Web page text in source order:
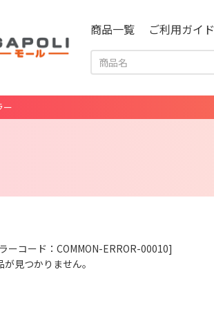
商品一覧 ご利用ガイド
ー
ーコード：COMMON-ERROR-00010]
が見つかりません。